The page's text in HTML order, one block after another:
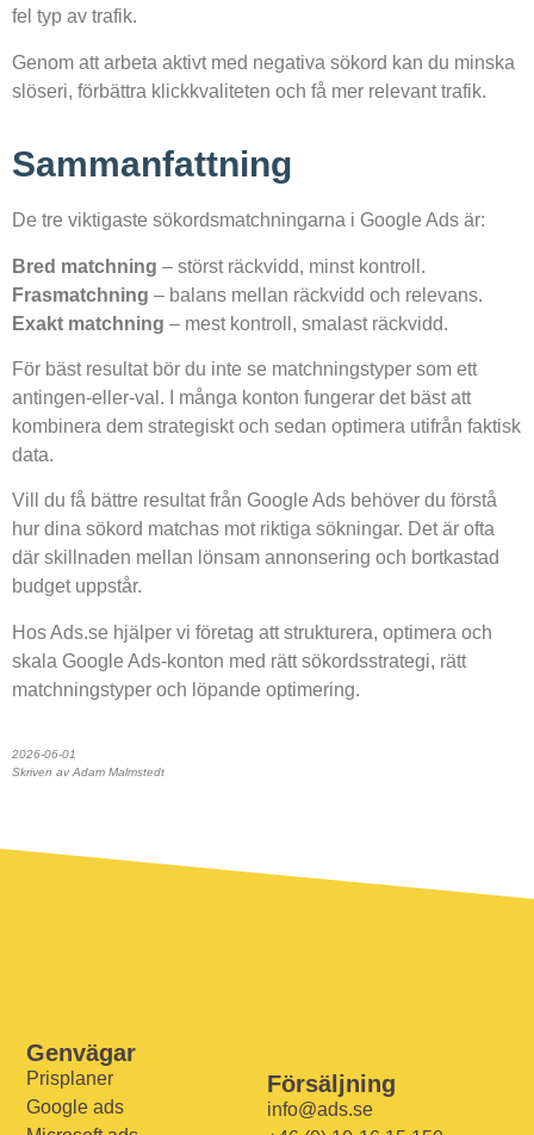
fel typ av trafik.
Genom att arbeta aktivt med negativa sökord kan du minska
slöseri, förbättra klickkvaliteten och få mer relevant trafik.
Sammanfattning
De tre viktigaste sökordsmatchningarna i Google Ads är:
Bred matchning – störst räckvidd, minst kontroll.
Frasmatchning – balans mellan räckvidd och relevans.
Exakt matchning – mest kontroll, smalast räckvidd.
För bäst resultat bör du inte se matchningstyper som ett
antingen-eller-val. I många konton fungerar det bäst att
kombinera dem strategiskt och sedan optimera utifrån faktisk
data.
Vill du få bättre resultat från Google Ads behöver du förstå
hur dina sökord matchas mot riktiga sökningar. Det är ofta
där skillnaden mellan lönsam annonsering och bortkastad
budget uppstår.
Hos Ads.se hjälper vi företag att strukturera, optimera och
skala Google Ads-konton med rätt sökordsstrategi, rätt
matchningstyper och löpande optimering.
2026-06-01
Skriven av Adam Malmstedt
Försäljning
info@ads.se
Genvägar
Prisplaner
Google ads